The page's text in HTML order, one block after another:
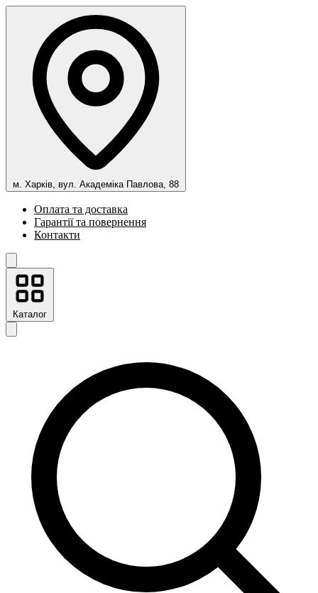
м. Харків, вул. Академіка Павлова, 88
Оплата та доставка
Гарантії та повернення
Контакти
Каталог